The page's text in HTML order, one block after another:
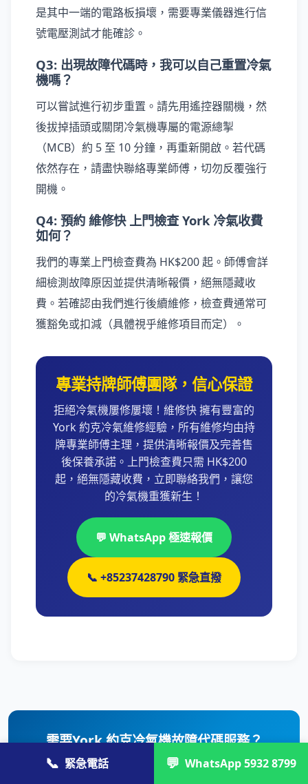
是其中一端的電路板損壞，需要專業儀器進行信
號電壓測試才能確診。
Q3: 出現故障代碼時，我可以自己重置冷氣
機嗎？
可以嘗試進行初步重置。請先用遙控器關機，然
後拔掉插頭或關閉冷氣機專屬的電源總掣
（MCB）約 5 至 10 分鐘，再重新開啟。若代碼
依然存在，請盡快聯絡專業師傅，切勿反覆強行
開機。
Q4: 預約 維修快 上門檢查 York 冷氣收費
如何？
我們的專業上門檢查費為 HK$200 起。師傅會詳
細檢測故障原因並提供清晰報價，絕無隱藏收
費。若確認由我們進行後續維修，檢查費通常可
獲豁免或扣減（具體視乎維修項目而定）。
專業持牌師傅團隊，信心保證
拒絕冷氣機屢修屢壞！維修快 擁有豐富的
York 約克冷氣維修經驗，所有維修均由持
牌專業師傅主理，提供清晰報價及完善售
後保養承諾。上門檢查費只需 HK$200
起，絕無隱藏收費，立即聯絡我們，讓您
的冷氣機重獲新生！
💬 WhatsApp 極速報價
📞 +85237428790 緊急直撥
需要York 約克冷氣機故障代碼服務？
專業持牌師傅最快 30 分鐘到達，免費上門檢查報
📞 緊急電話 💬 WhatsApp 5932 8799